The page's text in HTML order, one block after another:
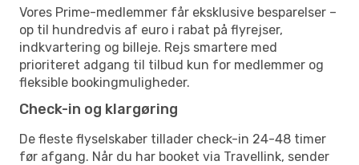
Vores Prime-medlemmer får eksklusive besparelser –
op til hundredvis af euro i rabat på flyrejser,
indkvartering og billeje. Rejs smartere med
prioriteret adgang til tilbud kun for medlemmer og
fleksible bookingmuligheder.
Check-in og klargøring
De fleste flyselskaber tillader check-in 24-48 timer
før afgang. Når du har booket via Travellink, sender